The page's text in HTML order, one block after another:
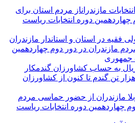
مازندراناز مردم استان برای
دوره انتخابات ریاست
فقیه در استان و استاندار مازندران
مازندران در دور دوم چهاردهمین
جمهوری
ریال به حساب کشاورزان گندمکار
مازندرانی/ تحویل ۸۲ هزار تن گندم تا کنون از کشاورزان
مازندران از حضور حماسی مردم
چهاردهمین دوره انتخابات ریاست